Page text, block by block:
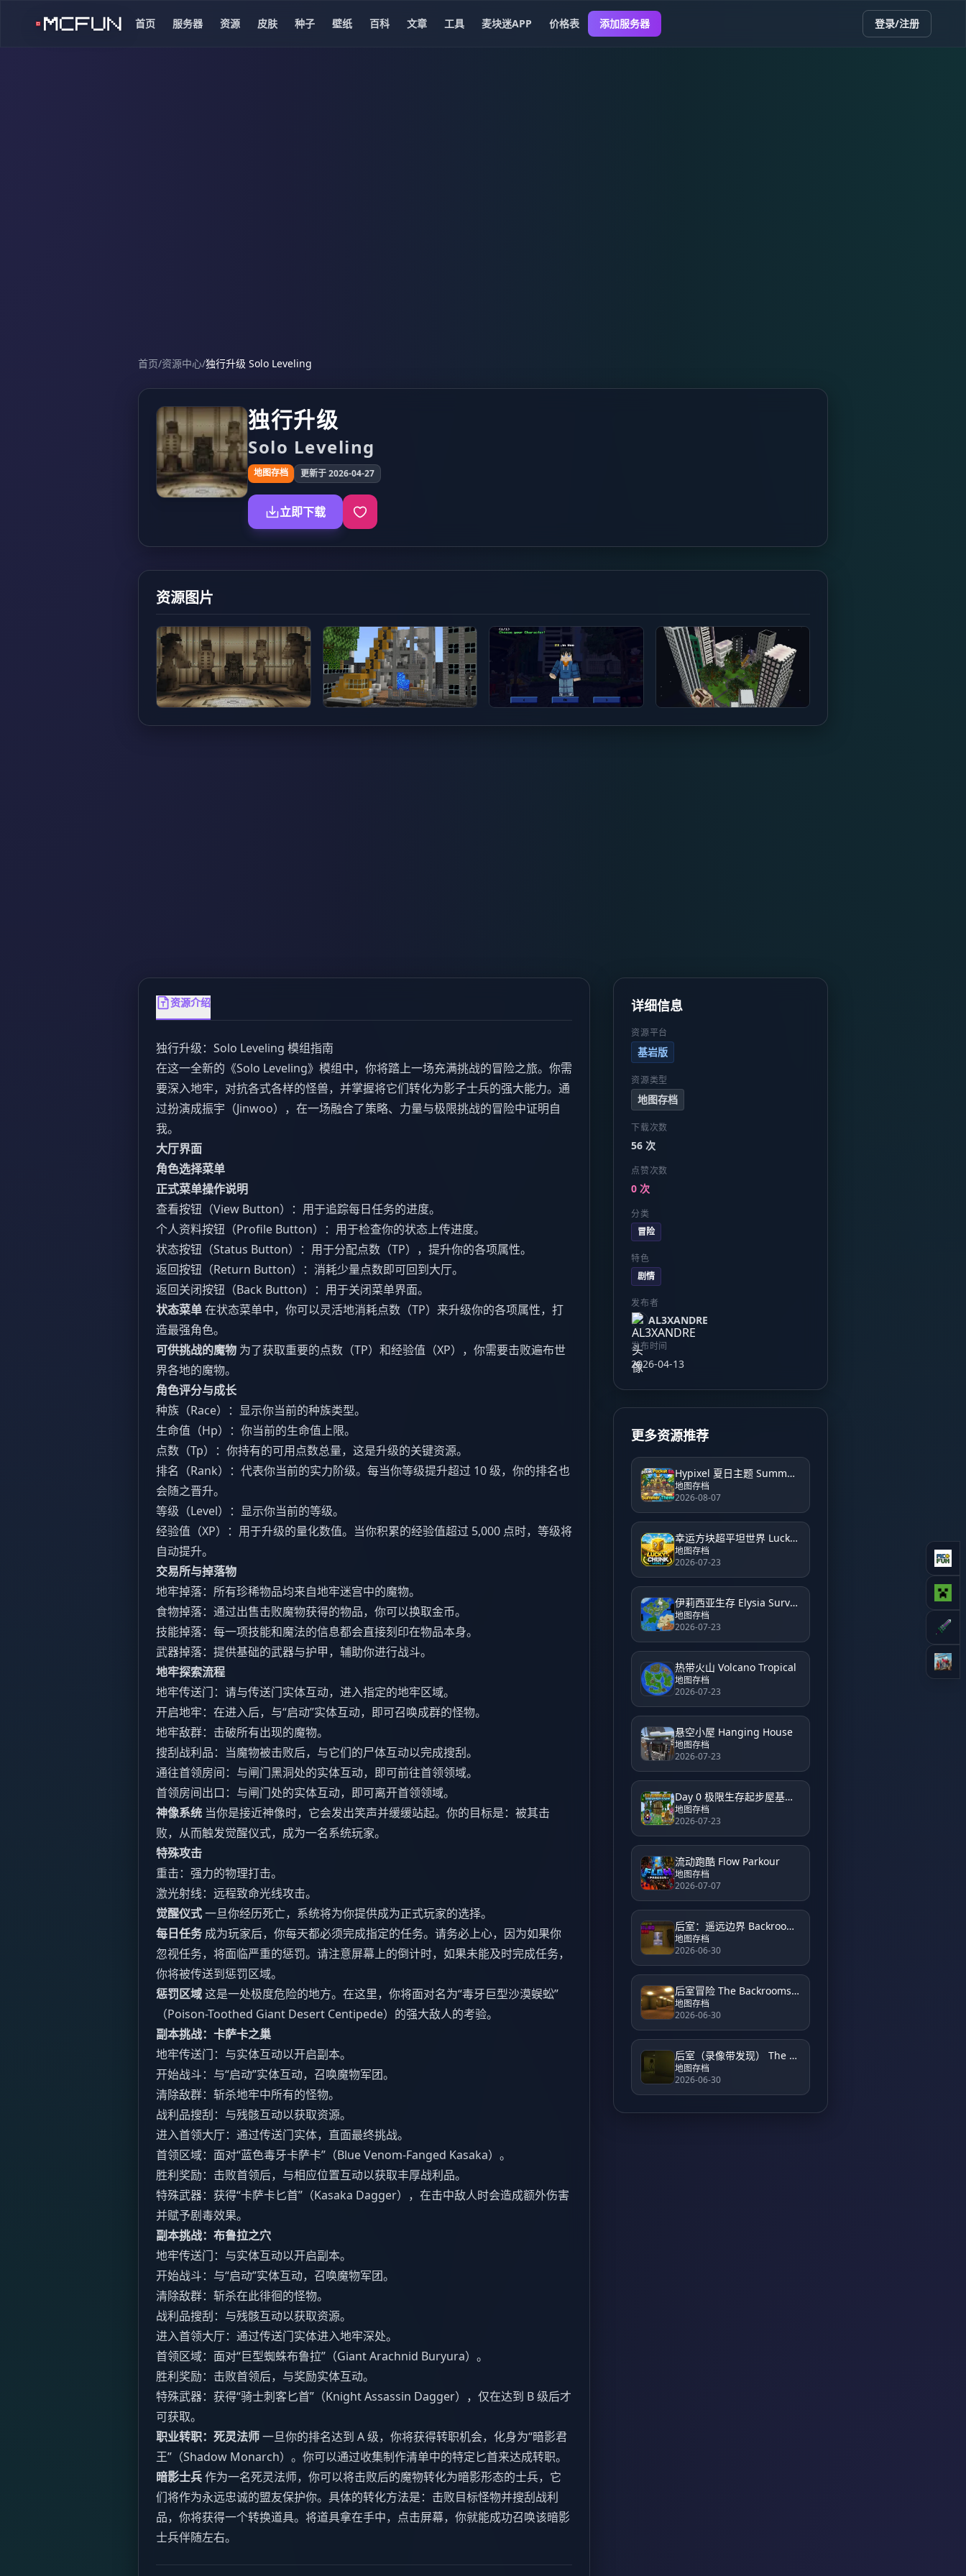
首页 服务器 资源 皮肤 种子 壁纸 百科 文章 工具 麦块迷APP 价格表 添加服务器 登录/注册
首页/资源中心/独行升级 Solo Leveling
独行升级
Solo Leveling
地图存档 更新于 2026-04-27
立即下载
资源图片
资源介绍
独行升级：Solo Leveling 模组指南
在这一全新的《Solo Leveling》模组中，你将踏上一场充满挑战的冒险之旅。你需
要深入地牢，对抗各式各样的怪兽，并掌握将它们转化为影子士兵的强大能力。通
过扮演成振宇（Jinwoo），在一场融合了策略、力量与极限挑战的冒险中证明自
我。
大厅界面
角色选择菜单
正式菜单操作说明
查看按钮（View Button）：用于追踪每日任务的进度。
个人资料按钮（Profile Button）：用于检查你的状态上传进度。
状态按钮（Status Button）：用于分配点数（TP），提升你的各项属性。
返回按钮（Return Button）：消耗少量点数即可回到大厅。
返回关闭按钮（Back Button）：用于关闭菜单界面。
状态菜单在状态菜单中，你可以灵活地消耗点数（TP）来升级你的各项属性，打
造最强角色。
可供挑战的魔物 为了获取重要的点数（TP）和经验值（XP），你需要击败遍布世
界各地的魔物。
角色评分与成长
种族（Race）：显示你当前的种族类型。
生命值（Hp）：你当前的生命值上限。
点数（Tp）：你持有的可用点数总量，这是升级的关键资源。
排名（Rank）：代表你当前的实力阶级。每当你等级提升超过 10 级，你的排名也
会随之晋升。
等级（Level）：显示你当前的等级。
经验值（XP）：用于升级的量化数值。当你积累的经验值超过 5,000 点时，等级将
自动提升。
交易所与掉落物
地牢掉落：所有珍稀物品均来自地牢迷宫中的魔物。
食物掉落：通过出售击败魔物获得的物品，你可以换取金币。
技能掉落：每一项技能和魔法的信息都会直接刻印在物品本身。
武器掉落：提供基础的武器与护甲，辅助你进行战斗。
地牢探索流程
地牢传送门：请与传送门实体互动，进入指定的地牢区域。
开启地牢：在进入后，与“启动”实体互动，即可召唤成群的怪物。
地牢敌群：击破所有出现的魔物。
搜刮战利品：当魔物被击败后，与它们的尸体互动以完成搜刮。
通往首领房间：与闸门黑洞处的实体互动，即可前往首领领域。
首领房间出口：与闸门处的实体互动，即可离开首领领域。
神像系统 当你是接近神像时，它会发出笑声并缓缓站起。你的目标是：被其击
败，从而触发觉醒仪式，成为一名系统玩家。
特殊攻击
重击：强力的物理打击。
激光射线：远程致命光线攻击。
觉醒仪式一旦你经历死亡，系统将为你提供成为正式玩家的选择。
每日任务 成为玩家后，你每天都必须完成指定的任务。请务必上心，因为如果你
忽视任务，将面临严重的惩罚。请注意屏幕上的倒计时，如果未能及时完成任务，
你将被传送到惩罚区域。
惩罚区域这是一处极度危险的地方。在这里，你将面对名为“毒牙巨型沙漠蜈蚣”
（Poison-Toothed Giant Desert Centipede）的强大敌人的考验。
副本挑战：卡萨卡之巢
地牢传送门：与实体互动以开启副本。
开始战斗：与“启动”实体互动，召唤魔物军团。
清除敌群：斩杀地牢中所有的怪物。
战利品搜刮：与残骸互动以获取资源。
进入首领大厅：通过传送门实体，直面最终挑战。
首领区域：面对“蓝色毒牙卡萨卡”（Blue Venom-Fanged Kasaka）。
胜利奖励：击败首领后，与相应位置互动以获取丰厚战利品。
特殊武器：获得“卡萨卡匕首”（Kasaka Dagger），在击中敌人时会造成额外伤害
并赋予剧毒效果。
副本挑战：布鲁拉之穴
地牢传送门：与实体互动以开启副本。
开始战斗：与“启动”实体互动，召唤魔物军团。
清除敌群：斩杀在此徘徊的怪物。
战利品搜刮：与残骸互动以获取资源。
进入首领大厅：通过传送门实体进入地牢深处。
首领区域：面对“巨型蜘蛛布鲁拉”（Giant Arachnid Buryura）。
胜利奖励：击败首领后，与奖励实体互动。
特殊武器：获得“骑士刺客匕首”（Knight Assassin Dagger），仅在达到 B 级后才
可获取。
职业转职：死灵法师一旦你的排名达到 A 级，你将获得转职机会，化身为“暗影君
王”（Shadow Monarch）。你可以通过收集制作清单中的特定匕首来达成转职。
暗影士兵作为一名死灵法师，你可以将击败后的魔物转化为暗影形态的士兵，它
们将作为永远忠诚的盟友保护你。具体的转化方法是：击败目标怪物并搜刮战利
品，你将获得一个转换道具。将道具拿在手中，点击屏幕，你就能成功召唤该暗影
士兵伴随左右。
详细信息
资源平台
基岩版
资源类型
地图存档
下载次数
56 次
点赞次数
0 次
分类
冒险
特色
剧情
发布者
AL3XANDRE
发布时间
2026-04-13
更多资源推荐
Hypixel 夏日主题 Summer Theme Hypixel
地图存档
2026-08-07
幸运方块超平坦世界 Lucky Block Super Flat World
地图存档
2026-07-23
伊莉西亚生存 Elysia Survival
地图存档
2026-07-23
热带火山 Volcano Tropical
地图存档
2026-07-23
悬空小屋 Hanging House
地图存档
2026-07-23
Day 0 极限生存起步屋基地 Day 0 Hardcore Survival Starter House Base
地图存档
2026-07-23
流动跑酷 Flow Parkour
地图存档
2026-07-07
后室：遥远边界 Backrooms Unveiled Farside
地图存档
2026-06-30
后室冒险 The Backrooms Adventure
地图存档
2026-06-30
后室（录像带发现） The Backrooms (Found Footage)
地图存档
2026-06-30